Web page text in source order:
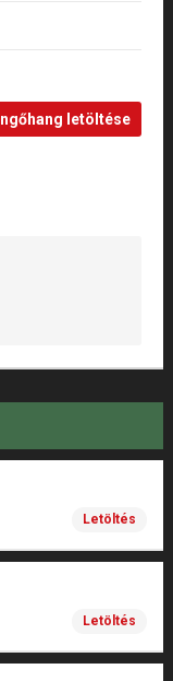
letöltése
Letöltés
Letöltés